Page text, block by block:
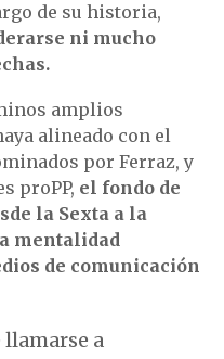
de su historia,
ni mucho
amplios
alineado con el
por Ferraz, y
proPP, el fondo de
la Sexta a la
mentalidad
de comunicación
llamarse a